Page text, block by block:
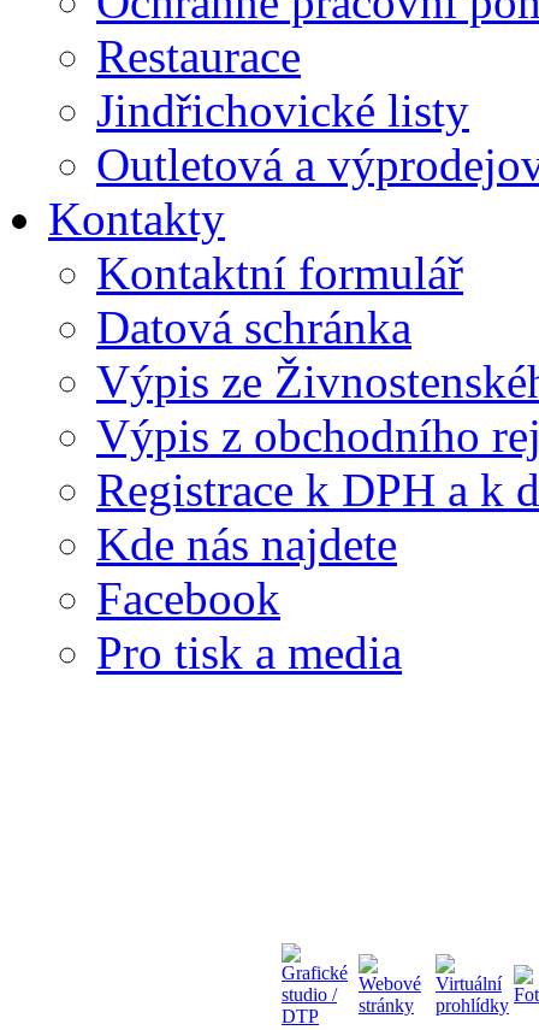
Restaurace
Jindřichovické listy
Outletová a
Kontakty
Kontaktní formulář
Datová schránka
Výpis ze
Výpis z obchodního
Registrace k DPH a k
Kde nás najdete
Facebook
Pro tisk a media